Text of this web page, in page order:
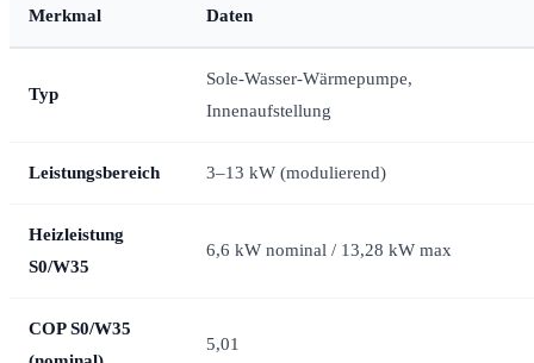
Merkmal Daten
Typ
Sole-Wasser-Wärmepumpe,
Innenaufstellung
Leistungsbereich 3–13 kW (modulierend)
Heizleistung
S0/W35
6,6 kW nominal / 13,28 kW max
COP S0/W35
5,01